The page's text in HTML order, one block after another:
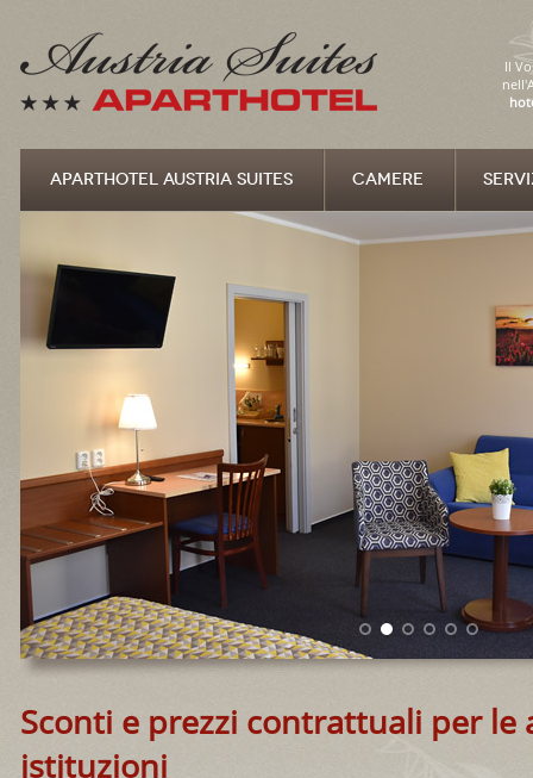
Il
APARTHOTEL AUSTRIA SUITES CAMERE
Sconti e prezzi contrattuali per le
istituzioni